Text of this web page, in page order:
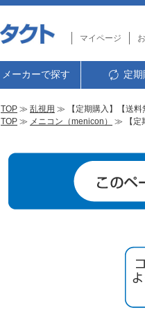
マイページ
メーカーで探す 定期
TOP ≫ 乱視用 ≫ 【定期購入】【送料
TOP ≫ メニコン（menicon） ≫ 【定